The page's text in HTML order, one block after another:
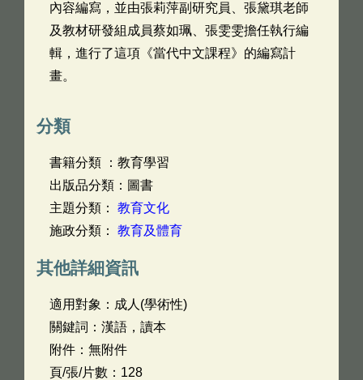
內容編寫，並由張莉萍副研究員、張黛琪老師
及教材研發組成員蔡如珮、張雯雯擔任執行編
輯，進行了這項《當代中文課程》的編寫計
畫。
分類
書籍分類 ：教育學習
出版品分類：圖書
主題分類： 教育文化
施政分類： 教育及體育
其他詳細資訊
適用對象：成人(學術性)
關鍵詞：漢語，讀本
附件：無附件
頁/張/片數：128